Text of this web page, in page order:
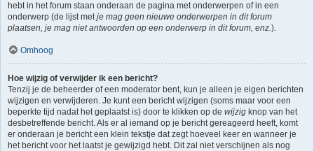
hebt in het forum staan onderaan de pagina met onderwerpen of in een
onderwerp (de lijst metje mag geen nieuwe onderwerpen in dit forum
plaatsen, je mag niet antwoorden op een onderwerp in dit forum, enz.).
Omhoog
Hoe wijzig of verwijder ik een bericht?
Tenzij je de beheerder of een moderator bent, kun je alleen je eigen berichten
wijzigen en verwijderen. Je kunt een bericht wijzigen (soms maar voor een
beperkte tijd nadat het geplaatst is) door te klikken op de wijzig knop van het
desbetreffende bericht. Als er al iemand op je bericht gereageerd heeft, komt
er onderaan je bericht een klein tekstje dat zegt hoeveel keer en wanneer je
het bericht voor het laatst je gewijzigd hebt. Dit zal niet verschijnen als nog